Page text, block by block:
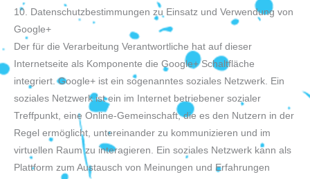
10. Datenschutzbestimmungen zu Einsatz und Verwendung von
Google+
Der für die Verarbeitung Verantwortliche hat auf dieser
Internetseite als Komponente die Google+ Schaltfläche
integriert. Google+ ist ein sogenanntes soziales Netzwerk. Ein
soziales Netzwerk ist ein im Internet betriebener sozialer
Treffpunkt, eine Online-Gemeinschaft, die es den Nutzern in der
Regel ermöglicht, untereinander zu kommunizieren und im
virtuellen Raum zu interagieren. Ein soziales Netzwerk kann als
Plattform zum Austausch von Meinungen und Erfahrungen